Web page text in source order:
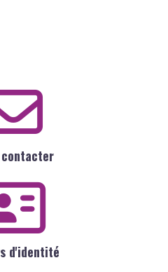
contacter
d'identité